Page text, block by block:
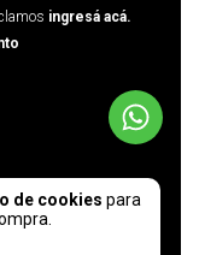
de cookies para
ingresá acá.